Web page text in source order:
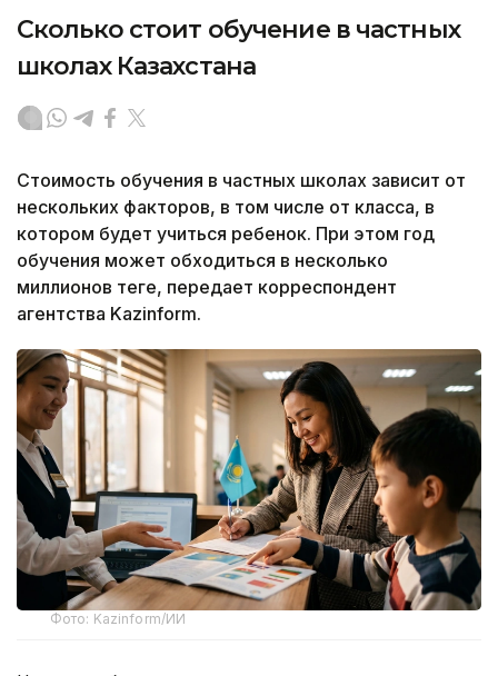
Сколько стоит обучение в частных
школах Казахстана
Стоимость обучения в частных школах зависит от
нескольких факторов, в том числе от класса, в
котором будет учиться ребенок. При этом год
обучения может обходиться в несколько
миллионов теңге, передает корреспондент
агентства Kazinform.
Фото: Kazinform/ИИ